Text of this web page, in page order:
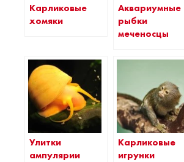
Карликовые
хомяки
Аквариумные
рыбки
меченосцы
Улитки
ампулярии
Карликовые
игрунки